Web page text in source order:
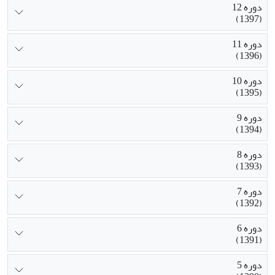
دوره 12
(1397)
دوره 11
(1396)
دوره 10
(1395)
دوره 9
(1394)
دوره 8
(1393)
دوره 7
(1392)
دوره 6
(1391)
دوره 5